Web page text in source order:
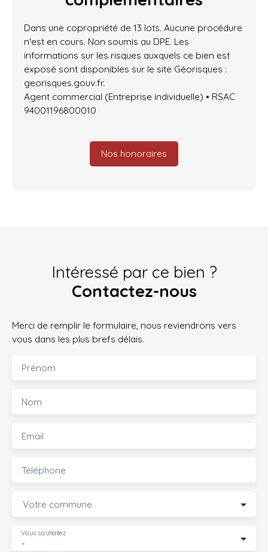
Dans une copropriété de 13 lots. Aucune procédure
n'est en cours. Non soumis au DPE. Les
informations sur les risques auxquels ce bien est
exposé sont disponibles sur le site Géorisques :
georisques.gouv.fr.
Agent commercial (Entreprise individuelle) • RSAC
94001196800010
Nos honoraires
Intéressé par ce bien ?
Contactez-nous
Merci de remplir le formulaire, nous reviendrons vers
vous dans les plus brefs délais.
Prénom
Nom
Email
Téléphone
Votre commune
-
Vous souhaitez